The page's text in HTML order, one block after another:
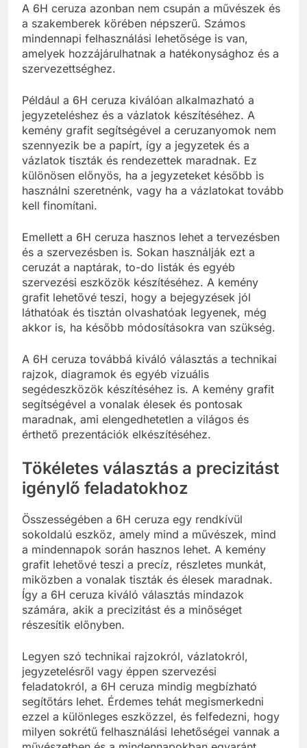
A 6H ceruza azonban nem csupán a művészek és
a szakemberek körében népszerű. Számos
mindennapi felhasználási lehetősége is van,
amelyek hozzájárulhatnak a hatékonysághoz és a
szervezettséghez.
Például a 6H ceruza kiválóan alkalmazható a
jegyzeteléshez és a vázlatok készítéséhez. A
kemény grafit segítségével a ceruzanyomok nem
szennyezik be a papírt, így a jegyzetek és a
vázlatok tiszták és rendezettek maradnak. Ez
különösen előnyös, ha a jegyzeteket később is
használni szeretnénk, vagy ha a vázlatokat tovább
kell finomítani.
Emellett a 6H ceruza hasznos lehet a tervezésben
és a szervezésben is. Sokan használják ezt a
ceruzát a naptárak, to-do listák és egyéb
szervezési eszközök készítéséhez. A kemény
grafit lehetővé teszi, hogy a bejegyzések jól
láthatóak és tisztán olvashatóak legyenek, még
akkor is, ha később módosításokra van szükség.
A 6H ceruza továbbá kiváló választás a technikai
rajzok, diagramok és egyéb vizuális
segédeszközök készítéséhez is. A kemény grafit
segítségével a vonalak élesek és pontosak
maradnak, ami elengedhetetlen a világos és
érthető prezentációk elkészítéséhez.
Tökéletes választás a precizitást
igénylő feladatokhoz
Összességében a 6H ceruza egy rendkívül
sokoldalú eszköz, amely mind a művészek, mind
a mindennapok során hasznos lehet. A kemény
grafit lehetővé teszi a precíz, részletes munkát,
miközben a vonalak tiszták és élesek maradnak.
Így a 6H ceruza kiváló választás mindazok
számára, akik a precizitást és a minőséget
részesítik előnyben.
Legyen szó technikai rajzokról, vázlatokról,
jegyzetelésről vagy éppen szervezési
feladatokról, a 6H ceruza mindig megbízható
segítőtárs lehet. Érdemes tehát megismerkedni
ezzel a különleges eszközzel, és felfedezni, hogy
milyen sokrétű felhasználási lehetőségei vannak a